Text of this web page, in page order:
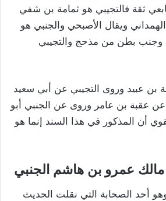
ثقة فالتجيبي هو ثمامة بن شفي
ويقال الأصبحي والجنبي هو
وجنب بطن من مذحج والتجيبي
بن عبيد وروى التجيبي عن أبي سعيد
عن عقبة بن عامر وروى عن الجنبي أبو
أن المذكور في هذا السند إنما هو
عمرو بن هاشم الجنبي
أحد الصحابة التي نقلت الحديث